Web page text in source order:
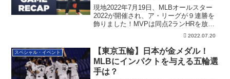
ンに決定
現地2022年7月19日、MLBオールスター
2022が開催され、ア・リーグが９連勝を
飾りました！MVPは同点2ランHRを放っ
たジャンカルロ・スタントンに決定2022.07.20
スペシャル・イベント
【東京五輪】日本が金メダル！
MLBにインパクトを与える五輪選
手は？